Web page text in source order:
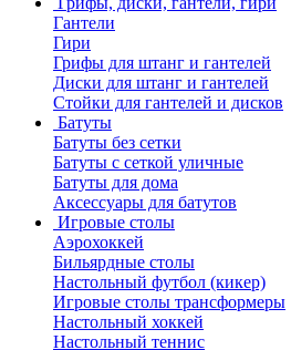
Гантели
Гири
Грифы для штанг и гантелей
Диски для штанг и гантелей
Стойки для гантелей и дисков
Батуты
Батуты без сетки
Батуты с сеткой уличные
Батуты для дома
Аксессуары для батутов
Игровые столы
Аэрохоккей
Бильярдные столы
Настольный футбол (кикер)
Игровые столы трансформеры
Настольный хоккей
Настольный теннис